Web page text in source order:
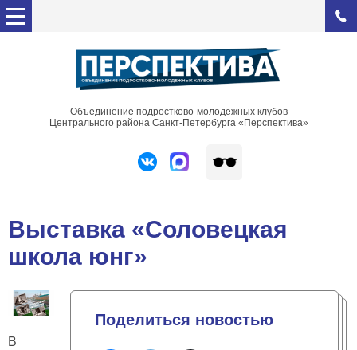
Объединение подростково-молодежных клубов
Центрального района Санкт-Петербурга «Перспектива»
Выставка «Соловецкая
школа юнг»
В
Поделиться новостью